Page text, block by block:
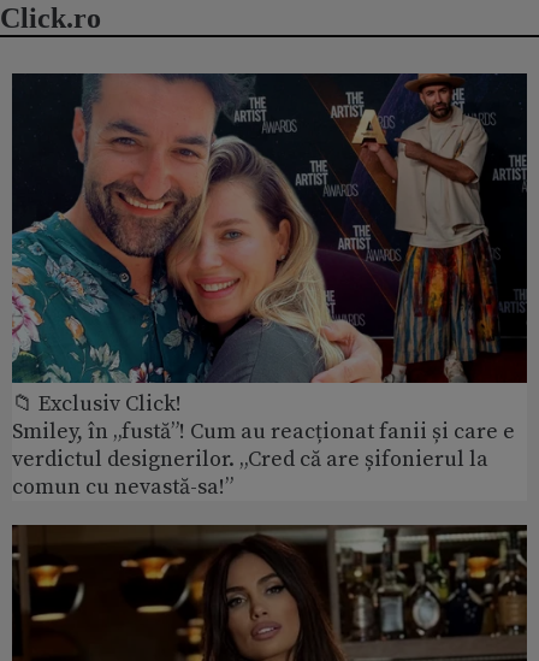
Click.ro
📁 Exclusiv Click!
Smiley, în „fustă”! Cum au reacționat fanii și care e
verdictul designerilor. „Cred că are șifonierul la
comun cu nevastă-sa!”